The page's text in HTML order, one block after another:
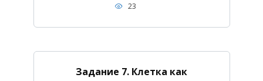
23
Задание 7. Клетка как